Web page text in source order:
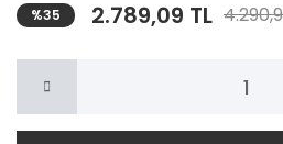
%35 2.789,09 TL